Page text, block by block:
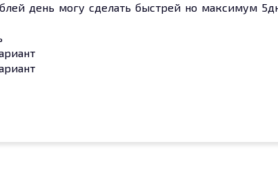
день могу сделать быстрей но максимум